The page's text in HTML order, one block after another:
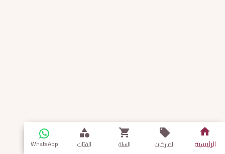
الرئيسية الماركات السلة الفئات WhatsApp